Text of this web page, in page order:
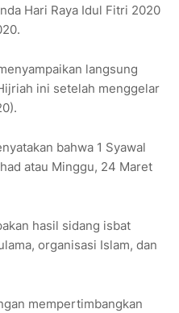
Hari Raya Idul Fitri 2020
langsung
ini setelah menggelar
bahwa 1 Syawal
atau Minggu, 24 Maret
hasil sidang isbat
organisasi Islam, dan
mempertimbangkan